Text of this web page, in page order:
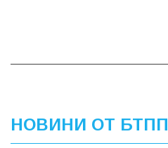
НОВИНИ ОТ БТПП